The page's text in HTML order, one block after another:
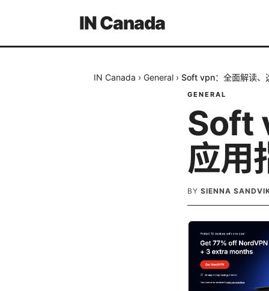
IN Canada
IN Canada › General › Soft vpn：全面解读、
GENERAL
Soft
应用
BY SIENNA